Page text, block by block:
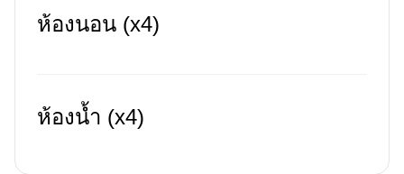
ห้องนอน (x4)
ห้องน้ำ (x4)